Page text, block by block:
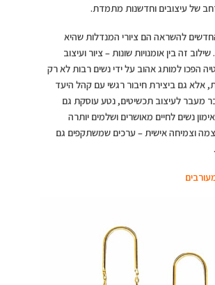
של עיצובים וחדשנות מתמדת.
להשראה הם ציורי המנדלות שהיא
זה בין אומנויות שונות – ציור ועיצוב
הפכו למותג אהוב על ידי נשים רבות לא רק
אלא גם ביצירת חיבור רגשי עם קהל היעד
מעבר לעיצוב תכשיטים, נטע עוסקת גם
נשים לחיים מאושרים ושלמים יותרה
וצמיחה אישית – ערכים שמשתקפים גם